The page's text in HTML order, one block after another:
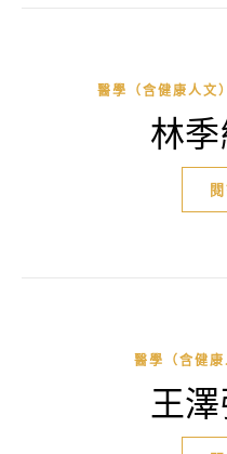
醫學（含健康人文
林
醫學（含健
王